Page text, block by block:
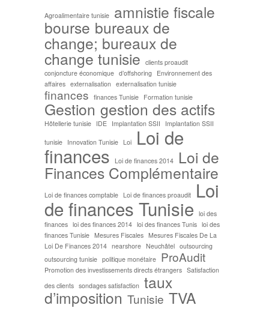
Agroalimentaire tunisie amnistie fiscale
bourse bureaux de
change; bureaux de
change tunisie clients proaudit
conjoncture économique d’offshoring Environnement des
affaires externalisation externalisation tunisie
finances finances Tunisie Formation tunisie
Gestion gestion des actifs
Hôtellerie tunisie IDE Implantation SSII Implantation SSII
tunisie Innovation Tunisie Loi Loi de
finances Loi de finances 2014 Loi de
Finances Complémentaire
Loi de finances comptable Loi de finances proaudit Loi
de finances Tunisie loi des
finances loi des finances 2014 loi des finances Tunis loi des
finances Tunisie Mesures Fiscales Mesures Fiscales De La
Loi De Finances 2014 nearshore Neuchâtel outsourcing
outsourcing tunisie politique monétaire ProAudit
Promotion des investissements directs étrangers Satisfaction
des clients sondages satisfaction taux
d’imposition Tunisie TVA